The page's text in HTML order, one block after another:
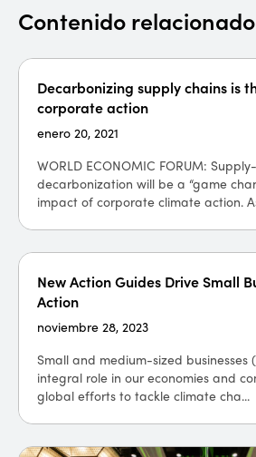
Contenido
Decarbonizing supply chains is
corporate action
enero 20, 2021
WORLD ECONOMIC FORUM:
decarbonization will be a “game
impact of corporate climate action.
New Action Guides Drive Small
Action
noviembre 28, 2023
Small and medium-sized businesses
integral role in our economies and
global efforts to tackle climate cha...